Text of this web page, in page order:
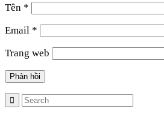
Tên *
Email *
Trang web